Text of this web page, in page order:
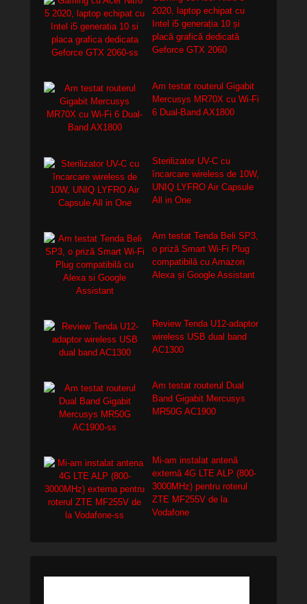
2020, laptop echipat cu
Intel i5 generația 10 și
placă grafică dedicată
Geforce GTX 2060
Am testat routerul Gigabit
Mercusys MR70X cu Wi-Fi
6 Dual-Band AX1800
Sterilizator UV-C cu
încarcare wireless de 10W,
UNIQ LYFRO Air Capsule
All in One
Am testat Tenda Beli SP3,
o priză Smart Wi-Fi Plug
compatibilă cu Amazon
Alexa și Google Assistant
Review Tenda U12-adaptor
wireless USB dual band
AC1300
Am testat routerul Dual
Band Gigabit Mercusys
MR50G AC1900
Mi-am instalat antenă
externă 4G LTE ALP (800-
3000MHz) pentru roterul
ZTE MF255V de la
Vodafone